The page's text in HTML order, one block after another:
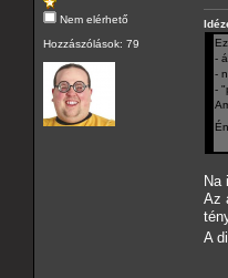
Nem elérhető
Hozzászólások: 79
-
-
-
Na
Az
A